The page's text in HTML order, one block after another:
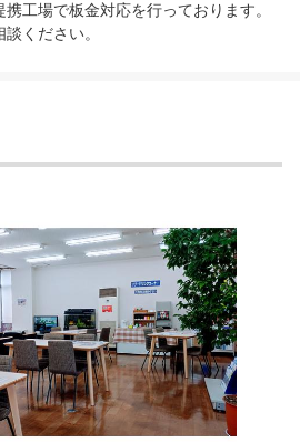
工場で板金対応を行っております。
ください。